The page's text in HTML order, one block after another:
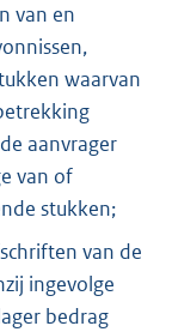
van en
waarvan
aanvrager
van of
stukken;
van de
ingevolge
bedrag